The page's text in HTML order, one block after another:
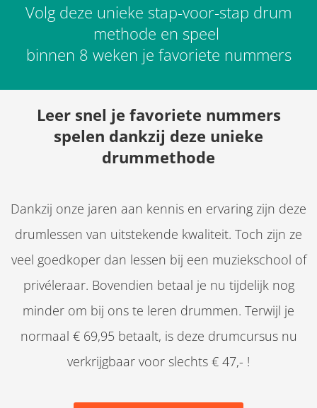
Volg deze unieke stap-voor-stap drum
methode en speel
binnen 8 weken je favoriete nummers
Leer snel je favoriete nummers
spelen dankzij deze unieke
drummethode
Dankzij onze jaren aan kennis en ervaring zijn deze
drumlessen van uitstekende kwaliteit. Toch zijn ze
veel goedkoper dan lessen bij een muziekschool of
privéleraar. Bovendien betaal je nu tijdelijk nog
minder om bij ons te leren drummen. Terwijl je
normaal € 69,95 betaalt, is deze drumcursus nu
verkrijgbaar voor slechts € 47,- !